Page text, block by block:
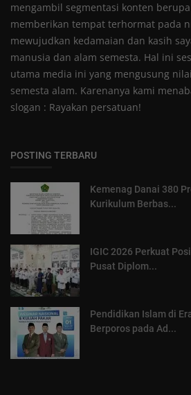
mengambil segmentasi konten
memberikan tempat terhormat pada
mewujudkan kedamaian dan kasih
manusia dan alam semesta. Hal ini
utama media ini yang mengusung
semesta alam. Karenanya kami
slogan : Rayakan persatuan!
POSTING TERBARU
Kemenag Danai 380
Kurikulum Berbas...
IGIC 2026 Perkuat
Pusat Diplom...
Pendidikan Islam di
Berporos pada Ad...